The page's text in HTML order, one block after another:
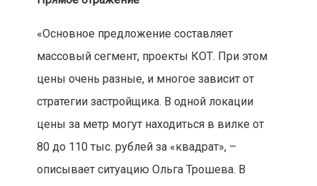
«Основное предложение составляет
массовый сегмент, проекты КОТ. При этом
цены очень разные, и многое зависит от
стратегии застройщика. В одной локации
цены за метр могут находиться в вилке от
80 до 110 тыс. рублей за «квадрат», –
описывает ситуацию Ольга Трошева. В